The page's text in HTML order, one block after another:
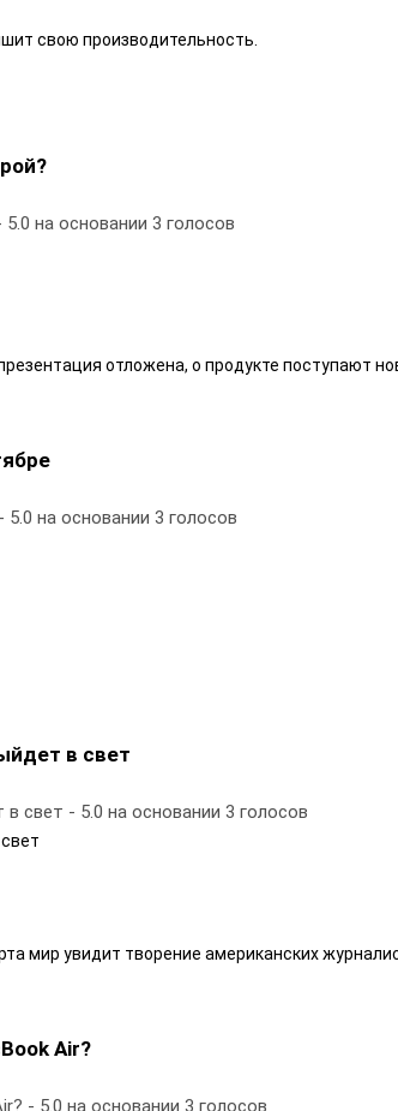
свою производительность.
5.0 на основании 3 голосов
отложена, о продукте поступают
- 5.0 на основании 3 голосов
в свет
в свет - 5.0 на основании 3 голосов
мир увидит творение американских
Air?
- 5.0 на основании 3 голосов